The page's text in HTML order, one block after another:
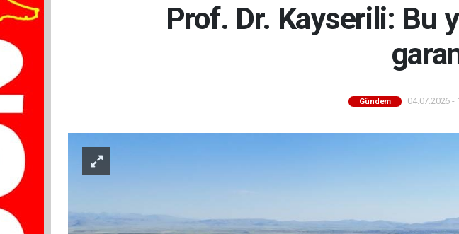
Prof. Dr. Kayserili: Bu
Gündem 04.07.2026 -